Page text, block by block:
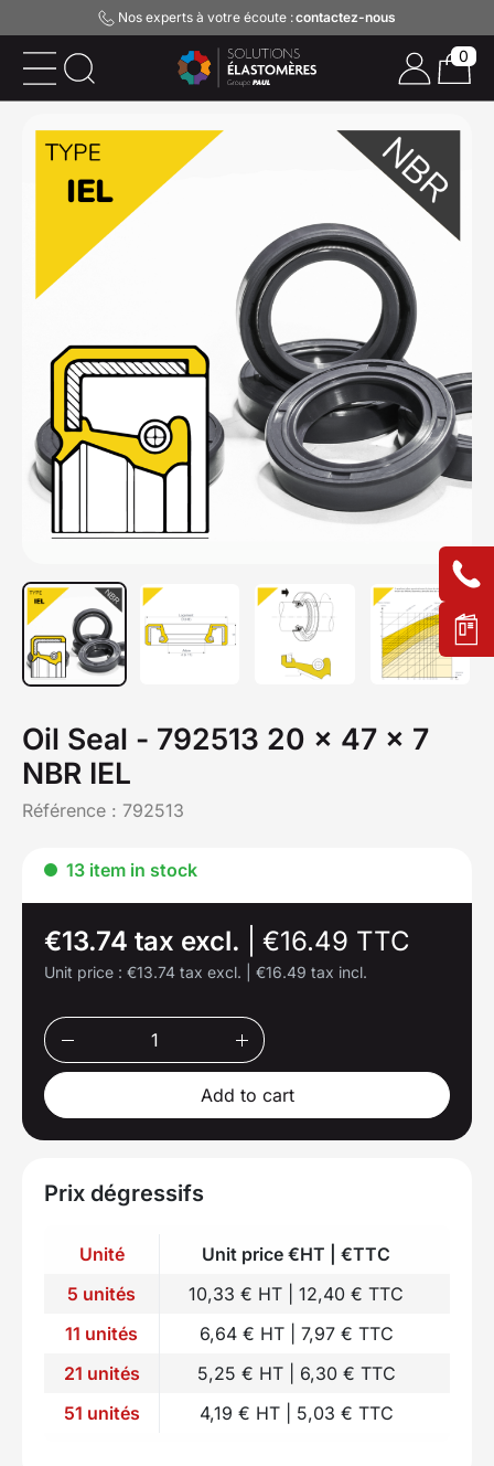
Nos experts à votre écoute :contactez-nous
Oil Seal - 792513 20 x 47 x 7
NBR IEL
Référence : 792513
13 item in stock
€13.74 tax excl. €16.49 TTC
Unit price : €13.74 tax excl. €16.49 tax incl.
Add to cart
Prix dégressifs
Unité
Unit price €HT | €TTC
5 unités
10,33 € HT | 12,40 € TTC
11 unités
6,64 € HT | 7,97 € TTC
21 unités
5,25 € HT | 6,30 € TTC
51 unités
4,19 € HT | 5,03 € TTC
0